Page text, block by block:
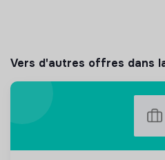
Vers d'autres offres dans